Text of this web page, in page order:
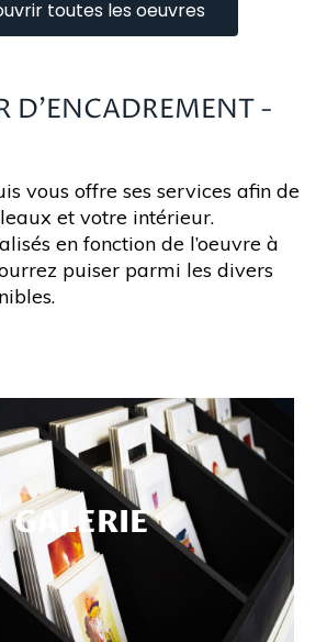
toutes les oeuvres
D'ENCADREMENT -
vous offre ses services afin de
et votre intérieur.
en fonction de l’oeuvre à
puiser parmi les divers
GALERIE